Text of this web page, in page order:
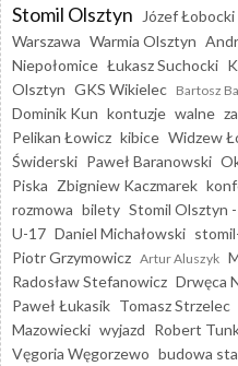
Stomil Olsztyn Józef Łobocki
Warszawa Warmia Olsztyn
Niepołomice Łukasz Suchocki
Olsztyn GKS Wikielec Bartosz
Dominik Kun kontuzje walne
Pelikan Łowicz kibice Widzew
Świderski Paweł Baranowski
Piska Zbigniew Kaczmarek
rozmowa bilety Stomil Olsztyn
U-17 Daniel Michałowski
Piotr Grzymowicz Artur Aluszyk
Radosław Stefanowicz Drwęca
Paweł Łukasik Tomasz Strzelec
Mazowiecki wyjazd Robert
Vęgoria Węgorzewo budowa